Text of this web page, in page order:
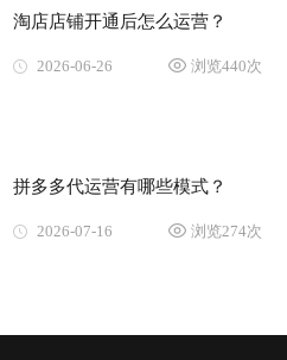
淘店店铺开通后怎么运营？
2026-06-26 浏览440次
拼多多代运营有哪些模式？
2026-07-16 浏览274次